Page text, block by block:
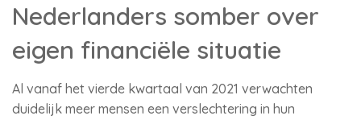
Nederlanders somber over
eigen financiële situatie
Al vanaf het vierde kwartaal van 2021 verwachten
duidelijk meer mensen een verslechtering in hun